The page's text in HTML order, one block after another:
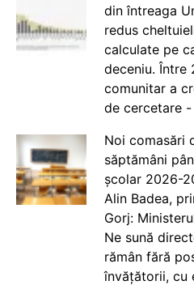
din întreaga
redus
calculate pe
deceniu. Între
comunitar a
de cercetare
Noi comasări
săptămâni
școlar 2026-
Alin Badea,
Gorj:
Ne sună
rămân fără
învățătorii, cu